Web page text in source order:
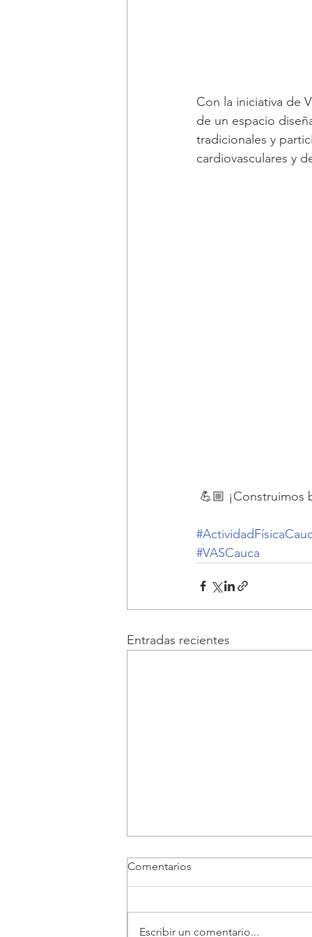
Con la iniciativa de
de un espacio
tradicionales y
cardiovasculares y
💪🏼 ¡Construimos
#VASCauca
Entradas recientes
Comentarios
Escribir un comentario...